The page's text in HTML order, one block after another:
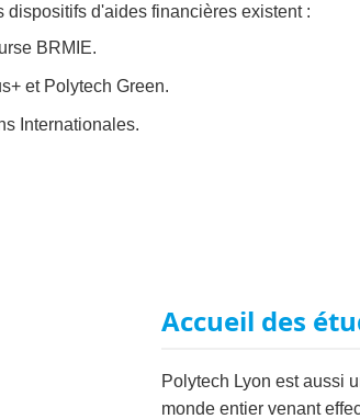
dispositifs d'aides financières existent :
BRMIE.
et Polytech Green.
Internationales.
Accueil des
Polytech Lyon est aussi
monde entier venant